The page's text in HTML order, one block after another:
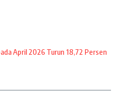
April 2026 Turun 18,72 Persen